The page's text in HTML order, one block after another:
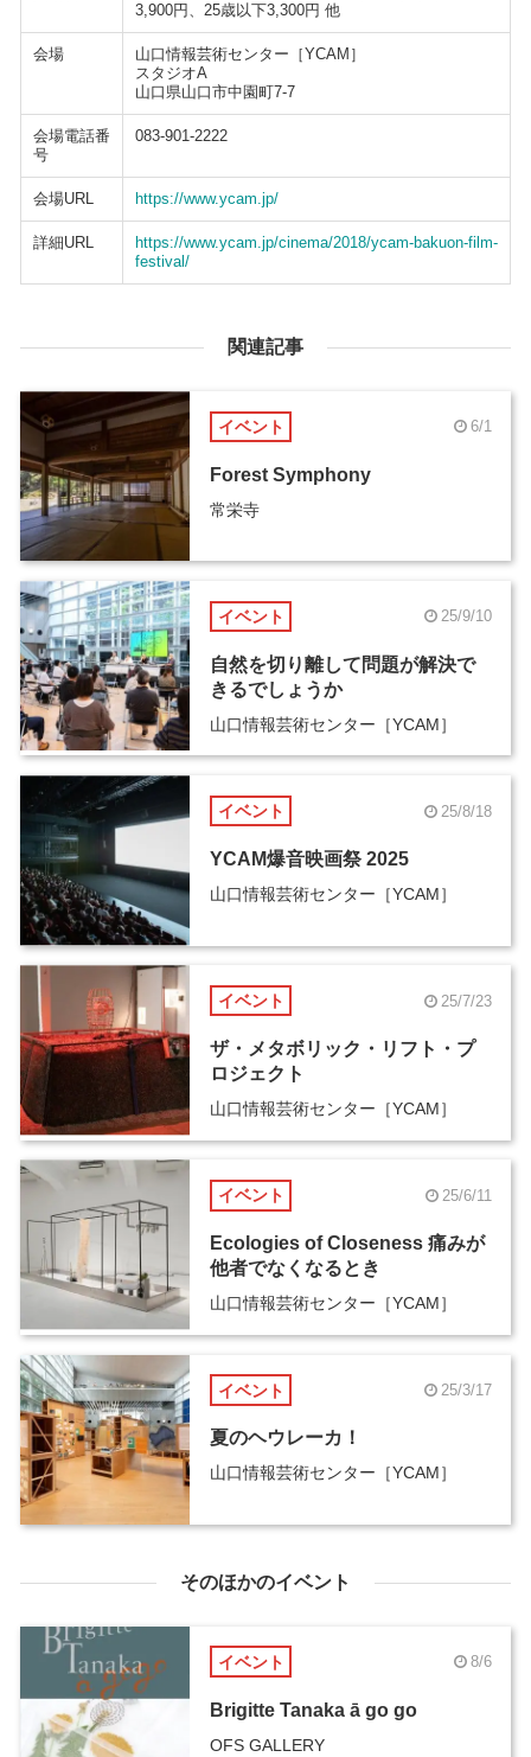
3,900円、25歳以下3,300円 他
会場
山口情報芸術センター［YCAM］
スタジオA
山口県山口市中園町7-7
会場電話番
号
083-901-2222
会場URL https://www.ycam.jp/
詳細URL
https://www.ycam.jp/cinema/2018/ycam-bakuon-film-
festival/
関連記事
イベント 6/1
Forest Symphony
常栄寺
イベント 25/9/10
自然を切り離して問題が解決で
きるでしょうか
山口情報芸術センター［YCAM］
イベント 25/8/18
YCAM爆音映画祭 2025
山口情報芸術センター［YCAM］
イベント 25/7/23
ザ・メタボリック・リフト・プ
ロジェクト
山口情報芸術センター［YCAM］
イベント 25/6/11
Ecologies of Closeness 痛みが
他者でなくなるとき
山口情報芸術センター［YCAM］
イベント 25/3/17
夏のヘウレーカ！
山口情報芸術センター［YCAM］
そのほかのイベント
イベント 8/6
Brigitte Tanaka ā go go
OFS GALLERY